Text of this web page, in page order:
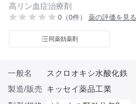
高リン血症治療剤
0（0件） 薬の評価を見る
同薬効薬剤
一般名
スクロオキシ水酸化鉄
製造/販売
キッセイ薬品工業